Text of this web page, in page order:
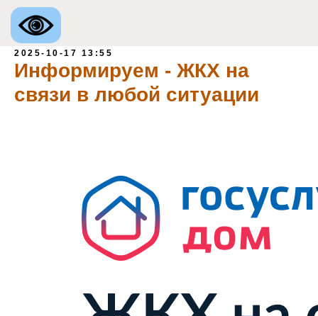
2025-10-17 13:55
Информируем - ЖКХ на
связи в любой ситуации